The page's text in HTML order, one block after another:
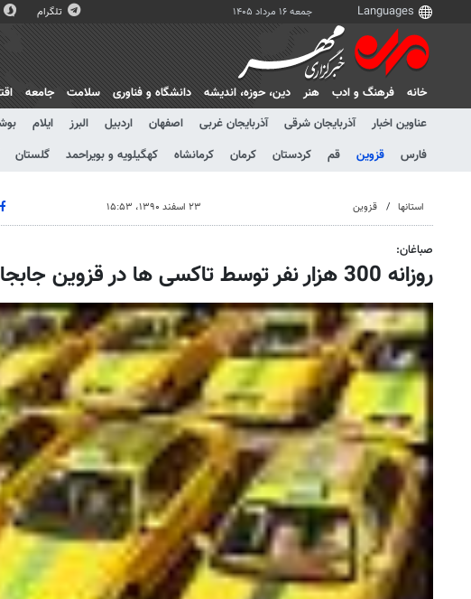
جمعه ۱۶ مرداد ۱۴۰۵ تلگرام
خانه فرهنگ و ادب هنر دين، حوزه، انديشه دانشگاه و فناوری سلامت جامعه
عناوین اخبار
آذربایجان شرقی آذربایجان غربی اصفهان اردبیل البرز ایلام
فارس
قزوین قم کردستان کرمان کرمانشاه کهگیلویه و بویراحمد گلستان
استانها قزوین ۲۳ اسفند ۱۳۹۰، ۱۵:۵۳
صباغان:
روزانه 300 هزار نفر توسط تاکسی ها در قزوین جابجا می شوند